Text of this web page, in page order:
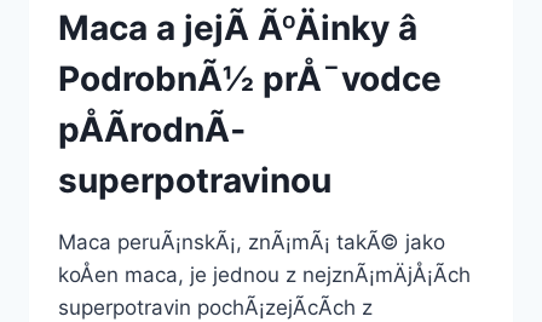
Maca a jejÃ­ ÃºÄinky â
PodrobnÃ½ prÅ¯vodce
pÅÃ­rodnÃ­
superpotravinou
Maca peruÃ¡nskÃ¡, znÃ¡mÃ¡ takÃ© jako
koÅen maca, je jednou z nejznÃ¡mÄjÅ¡Ã­ch
superpotravin pochÃ¡zejÃ­cÃ­ch z